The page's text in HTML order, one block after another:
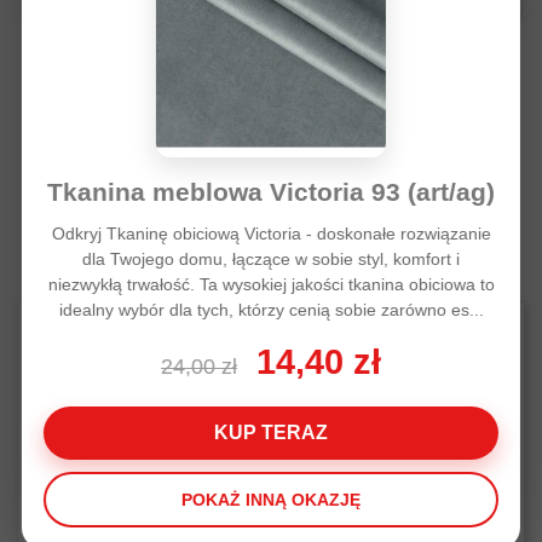
150 cm beżowy
120,00 zł
150 cm brązowy
120,00 zł
POWIĄZANE ARTYKUŁY
Tkanina meblowa Victoria 93 (art/ag)
Odkryj Tkaninę obiciową Victoria - doskonałe rozwiązanie
dla Twojego domu, łączące w sobie styl, komfort i
niezwykłą trwałość. Ta wysokiej jakości tkanina obiciowa to
idealny wybór dla tych, którzy cenią sobie zarówno es...
24,00 zł 14,40 zł
KUP TERAZ
POKAŻ INNĄ OKAZJĘ